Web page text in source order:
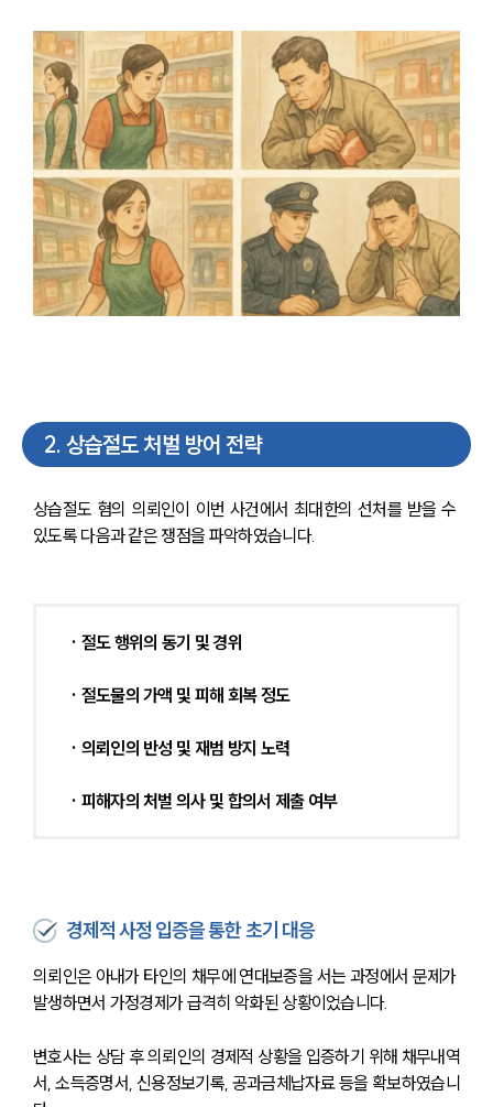
2. 상습절도 처벌 방어 전략
상습절도 혐의 의뢰인이 이번 사건에서 최대한의 선처를 받을 수
있도록 다음과 같은 쟁점을 파악하였습니다.
· 절도 행위의 동기 및 경위
· 절도물의 가액 및 피해 회복 정도
· 의뢰인의 반성 및 재범 방지 노력
· 피해자의 처벌 의사 및 합의서 제출 여부
경제적 사정 입증을 통한 초기 대응
의뢰인은 아내가 타인의 채무에 연대보증을 서는 과정에서 문제가
발생하면서 가정경제가 급격히 악화된 상황이었습니다.
변호사는 상담 후 의뢰인의 경제적 상황을 입증하기 위해 채무내역
서, 소득증명서, 신용정보기록, 공과금체납자료 등을 확보하였습니